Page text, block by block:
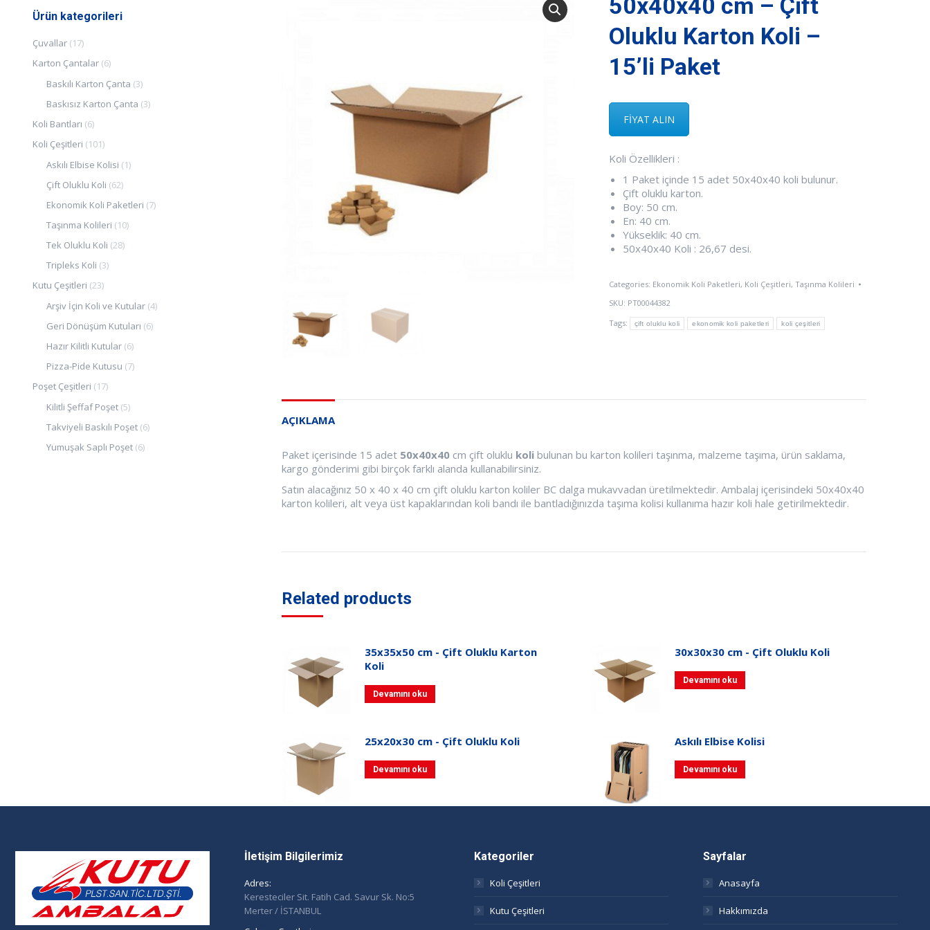
50x40x40 cm – Çift
Oluklu Karton Koli –
15’li Paket
FİYAT ALIN
Koli Özellikleri :
1 Paket içinde 15 adet 50x40x40 koli bulunur.
Çift oluklu karton.
Boy: 50 cm.
En: 40 cm.
Yükseklik: 40 cm.
50x40x40 Koli : 26,67 desi.
Categories: Ekonomik Koli Paketleri, Koli Çeşitleri, Taşınma Kolileri
SKU: PT00044382
Tags:
çift oluklu koli ekonomik koli paketleri koli çeşitleri
AÇIKLAMA
Paket içerisinde 15 adet 50x40x40 cm çift oluklu koli bulunan bu karton kolileri taşınma, malzeme taşıma, ürün saklama,
kargo gönderimi gibi birçok farklı alanda kullanabilirsiniz.
Satın alacağınız 50 x 40 x 40 cm çift oluklu karton koliler BC dalga mukavvadan üretilmektedir. Ambalaj içerisindeki 50x40x40
karton kolileri, alt veya üst kapaklarından koli bandı ile bantladığınızda taşıma kolisi kullanıma hazır koli hale getirilmektedir.
Related products
35x35x50 cm - Çift Oluklu Karton
Koli
Devamını oku
30x30x30 cm - Çift Oluklu Koli
Devamını oku
25x20x30 cm - Çift Oluklu Koli
Devamını oku
Askılı Elbise Kolisi
Devamını oku
Ürün kategorileri
Çuvallar (17)
Karton Çantalar (6)
Baskılı Karton Çanta (3)
Baskısız Karton Çanta (3)
Koli Bantları (6)
Koli Çeşitleri (101)
Askılı Elbise Kolisi (1)
Çift Oluklu Koli (62)
Ekonomik Koli Paketleri (7)
Taşınma Kolileri (10)
Tek Oluklu Koli (28)
Tripleks Koli (3)
Kutu Çeşitleri (23)
Arşiv İçin Koli ve Kutular (4)
Geri Dönüşüm Kutuları (6)
Hazır Kilitli Kutular (6)
Pizza-Pide Kutusu (7)
Poşet Çeşitleri (17)
Kilitli Şeffaf Poşet (5)
Takviyeli Baskılı Poşet (6)
Yumuşak Saplı Poşet (6)
İletişim Bilgilerimiz
Adres:
Keresteciler Sit. Fatih Cad. Savur Sk. No:5
Merter / İSTANBUL
Kategoriler
Koli Çeşitleri
Kutu Çeşitleri
Sayfalar
Anasayfa
Hakkımızda